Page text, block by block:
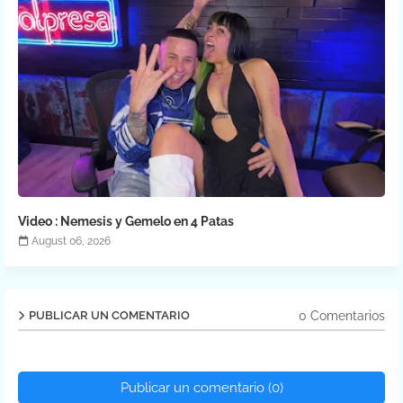
Video : Nemesis y Gemelo en 4 Patas
August 06, 2026
PUBLICAR UN COMENTARIO 0 Comentarios
Publicar un comentario (0)